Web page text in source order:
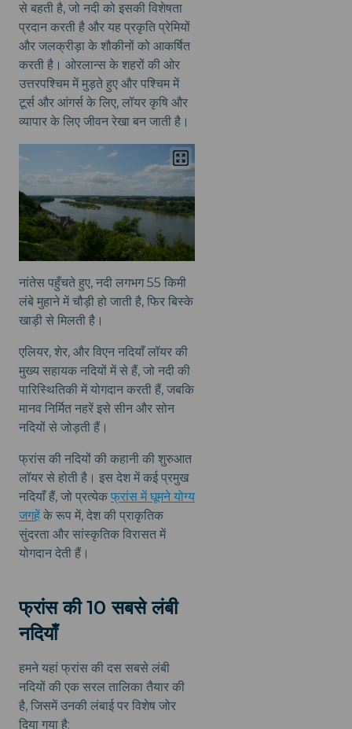
से बहती है, जो नदी को इसकी विशेषता
प्रदान करती है और यह प्रकृति प्रेमियों
और जलक्रीड़ा के शौकीनों को आकर्षित
करती है। ओरलान्स के शहरों की ओर
उत्तरपश्चिम में मुड़ते हुए और पश्चिम में
टूर्स और आंगर्स के लिए, लॉयर कृषि और
व्यापार के लिए जीवन रेखा बन जाती है।
नांतेस पहुँचते हुए, नदी लगभग 55 किमी
लंबे मुहाने में चौड़ी हो जाती है, फिर बिस्के
खाड़ी से मिलती है।
एलियर, शेर, और विएन नदियाँ लॉयर की
मुख्य सहायक नदियों में से हैं, जो नदी की
पारिस्थितिकी में योगदान करती हैं, जबकि
मानव निर्मित नहरें इसे सीन और सोन
नदियों से जोड़ती हैं।
फ्रांस की नदियों की कहानी की शुरुआत
लॉयर से होती है। इस देश में कई प्रमुख
नदियाँ हैं, जो प्रत्येक फ्रांस में घूमने योग्य
जगहें के रूप में, देश की प्राकृतिक
सुंदरता और सांस्कृतिक विरासत में
योगदान देती हैं।
फ्रांस की 10 सबसे लंबी
नदियाँ
हमने यहां फ्रांस की दस सबसे लंबी
नदियों की एक सरल तालिका तैयार की
है, जिसमें उनकी लंबाई पर विशेष जोर
दिया गया है: